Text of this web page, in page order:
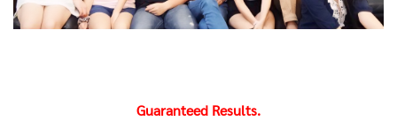
Guaranteed Results.